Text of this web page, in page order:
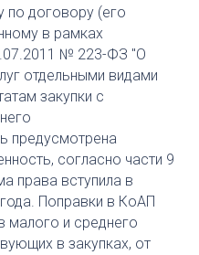
по договору (его
в рамках
№ 223-ФЗ "О
отдельными видами
закупки с
предусмотрена
согласно части 9
права вступила в
Поправки в КоАП
малого и среднего
в закупках, от